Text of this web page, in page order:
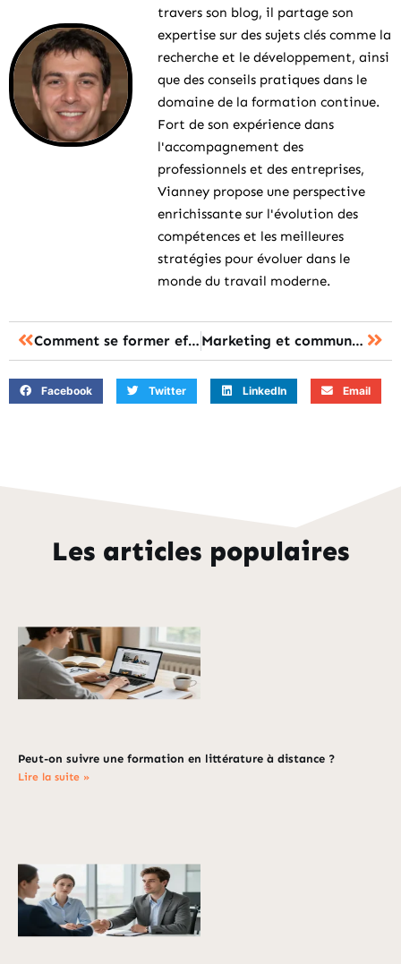
travers son blog, il partage son
expertise sur des sujets clés comme la
recherche et le développement, ainsi
que des conseils pratiques dans le
domaine de la formation continue.
Fort de son expérience dans
l'accompagnement des
professionnels et des entreprises,
Vianney propose une perspective
enrichissante sur l'évolution des
compétences et les meilleures
stratégies pour évoluer dans le
monde du travail moderne.
Comment se former efficacement en vitrerie teintée : guide complet Marketing et communication : se former sur l’intelligence artificielle pour plus de performance
Facebook Twitter LinkedIn Email
Les articles populaires
Peut-on suivre une formation en littérature à distance ?
Lire la suite »